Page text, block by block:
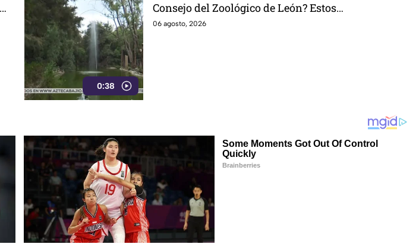
0:38
Consejo del Zoológico de León? Estos
los problemas que enfrenta el complejo
06 agosto, 2026